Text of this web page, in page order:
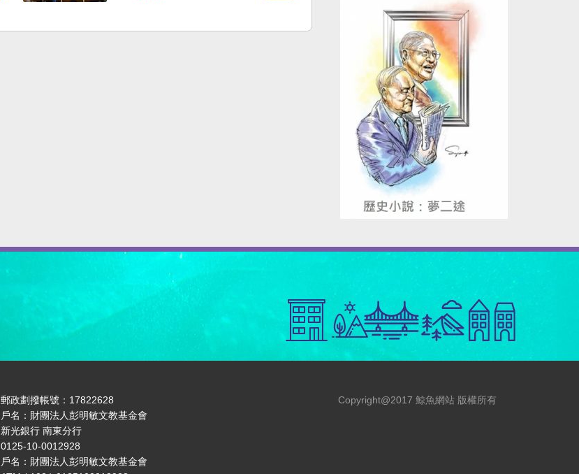
郵政劃撥帳號：17822628
戶名：財團法人彭明敏文教基金會
新光銀行 南東分行
0125-10-0012928
戶名：財團法人彭明敏文教基金會
Copyright@2017 鯨魚網站 版權所有